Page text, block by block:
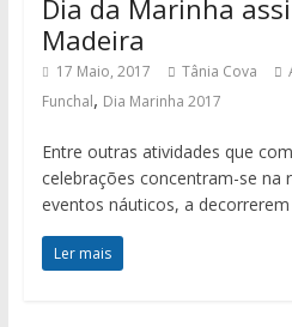
Dia da Marinha
Madeira
17 Maio, 2017 Tânia Cova
Funchal, Dia Marinha 2017
Entre outras atividades que
celebrações concentram-se na
eventos náuticos, a
Ler mais